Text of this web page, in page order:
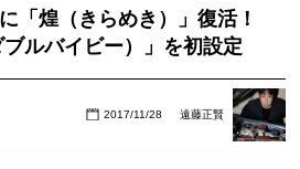
「煌（きらめき）」復活！
ルバイビー）」を初設定
2017/11/28 遠藤正賢